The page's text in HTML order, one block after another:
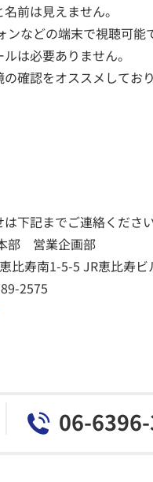
前は見えません。
などの端末で視聴可能
は必要ありません。
確認をオススメしており
下記までご連絡ください
部 営業企画部
比寿南1-5-5 JR恵比寿ビ
2575
06-